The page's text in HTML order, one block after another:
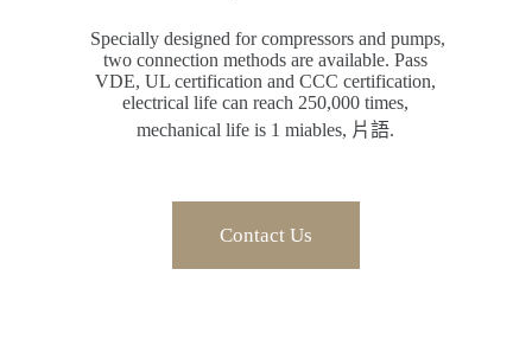
Specially designed for compressors and pumps,
two connection methods are available. Pass
VDE, UL certification and CCC certification,
electrical life can reach 250,000 times,
mechanical life is 1 miables, 片語.
Contact Us